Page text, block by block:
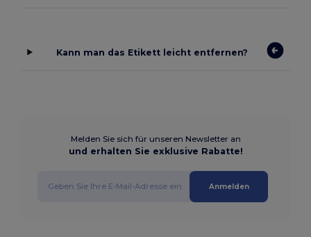
Kann man das Etikett leicht entfernen?
Melden Sie sich für unseren Newsletter an
und erhalten Sie exklusive Rabatte!
Anmelden